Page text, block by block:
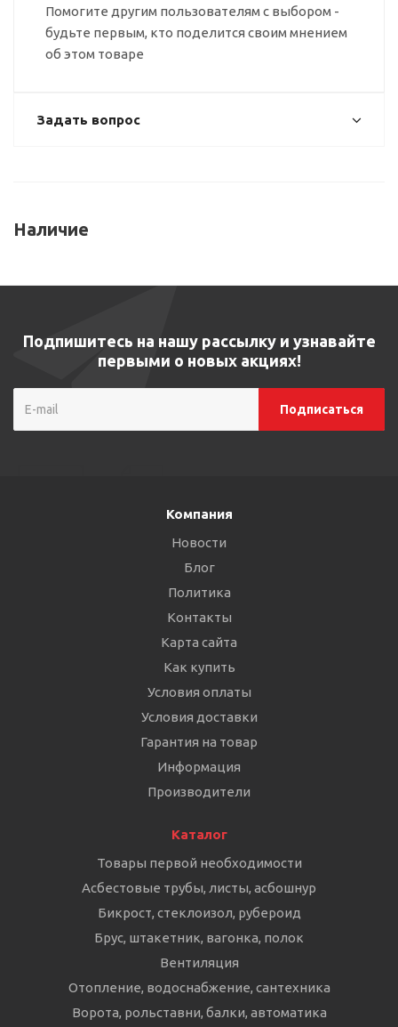
Помогите другим пользователям с выбором -
будьте первым, кто поделится своим мнением
об этом товаре
Задать вопрос
Наличие
Подпишитесь на нашу рассылку и узнавайте
первыми о новых акциях!
Компания
Новости
Блог
Политика
Контакты
Карта сайта
Как купить
Условия оплаты
Условия доставки
Гарантия на товар
Информация
Производители
Каталог
Товары первой необходимости
Асбестовые трубы, листы, асбошнур
Бикрост, стеклоизол, рубероид
Брус, штакетник, вагонка, полок
Вентиляция
Отопление, водоснабжение, сантехника
Ворота, рольставни, балки, автоматика